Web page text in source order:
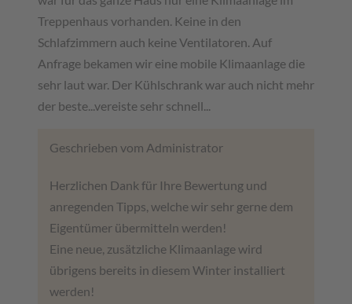
Treppenhaus vorhanden. Keine in den
Schlafzimmern auch keine Ventilatoren. Auf
Anfrage bekamen wir eine mobile Klimaanlage die
sehr laut war. Der Kühlschrank war auch nicht mehr
der beste...vereiste sehr schnell...
Geschrieben vom Administrator
Herzlichen Dank für Ihre Bewertung und
anregenden Tipps, welche wir sehr gerne dem
Eigentümer übermitteln werden!
Eine neue, zusätzliche Klimaanlage wird
übrigens bereits in diesem Winter installiert
werden!